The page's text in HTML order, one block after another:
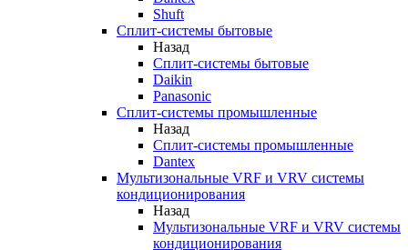
Shuft
Сплит-системы бытовые
Назад
Сплит-системы бытовые
Daikin
Panasonic
Сплит-системы промышленные
Назад
Сплит-системы промышленные
Dantex
Мультизональные VRF и VRV системы
кондиционирования
Назад
Мультизональные VRF и VRV системы
кондиционирования